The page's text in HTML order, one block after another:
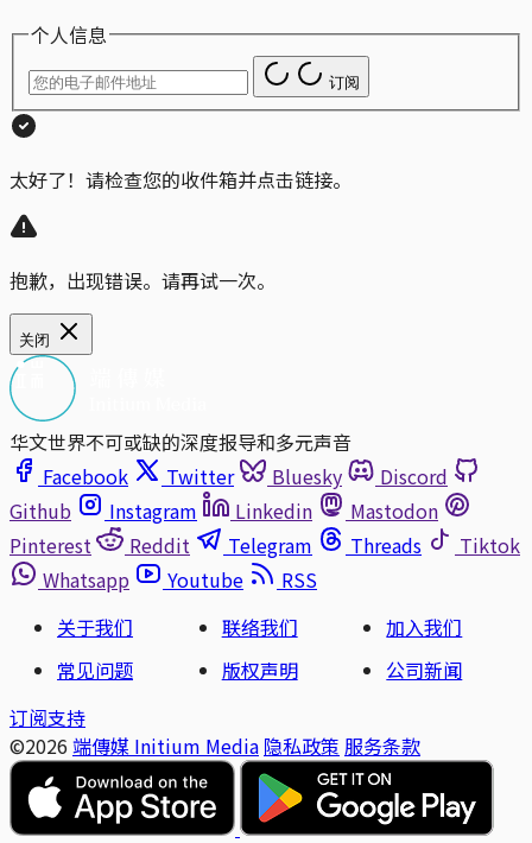
个人信息
订阅
太好了！请检查您的收件箱并点击链接。
抱歉，出现错误。请再试一次。
关闭
华文世界不可或缺的深度报导和多元声音
Facebook
Twitter Bluesky
Discord
Github
Instagram Linkedin
Mastodon
Pinterest
Reddit Telegram Threads
Tiktok
Whatsapp
Youtube
RSS
关于我们
联络我们
加入我们
常见问题
版权声明
公司新闻
订阅支持
©2026 端傳媒 Initium Media 隐私政策 服务条款